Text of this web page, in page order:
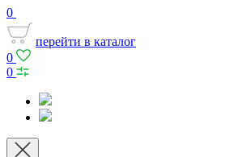
0
перейти в каталог
0
0